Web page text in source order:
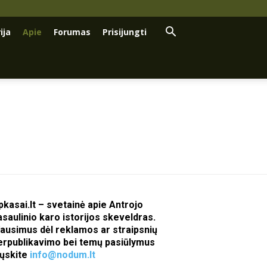
Apie Forumas Prisijungti
– svetainė apie Antrojo
karo istorijos skeveldras.
dėl reklamos ar straipsnių
bei temų pasiūlymus
info@nodum.lt